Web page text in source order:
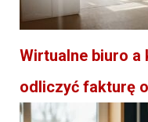
Wirtualne biuro a
odliczyć fakturę